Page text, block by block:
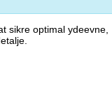
sikre optimal ydeevne,